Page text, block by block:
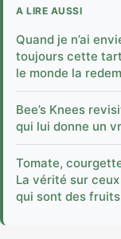
A LIRE AUSSI
Quand je n’ai
toujours cette
le monde la
Bee’s Knees
qui lui donne un
Tomate,
La vérité sur
qui sont des fruits